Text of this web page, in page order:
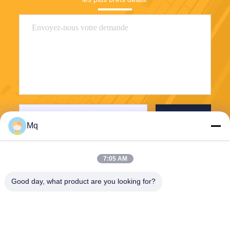
Mq
7:05 AM
Good day, what product are you looking for?